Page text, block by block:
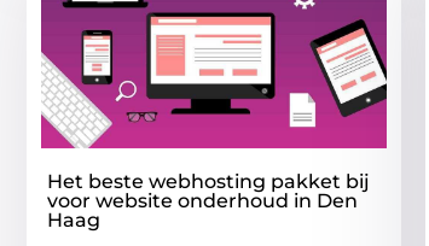
Het beste webhosting pakket bij
voor website onderhoud in Den
Haag